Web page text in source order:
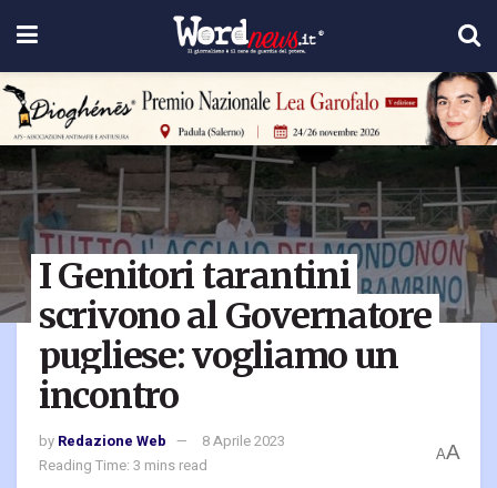
I Genitori tarantini
scrivono al Governatore
pugliese: vogliamo un
incontro
by Redazione Web
8 Aprile 2023
Reading Time: 3 mins read
AA